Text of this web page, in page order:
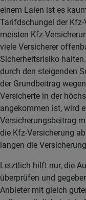
einem Laien ist es
Tarifdschungel der
meisten Kfz-
viele Versicherer
Sicherheitsrisiko
durch den steigenden
der Grundbeitrag
Versicherte in der
angekommen ist, wird
Versicherungsbeitrag
die Kfz-Versicherung
langen die
Letztlich hilft nur, die
überprüfen und
Anbieter mit gleich